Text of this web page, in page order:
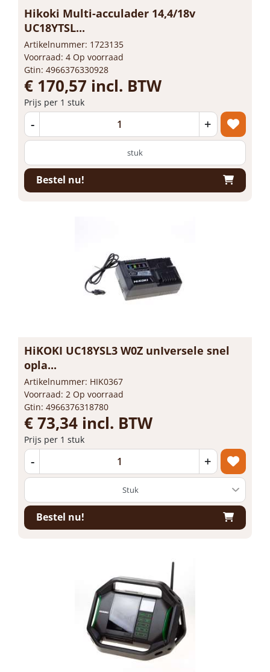
Hikoki Multi-acculader 14,4/18v
UC18YTSL...
Artikelnummer: 1723135
Voorraad: 4 Op voorraad
Gtin: 4966376330928
€ 170,57 incl. BTW
Prijs per 1 stuk
- +
stuk
Bestel nu!
HiKOKI UC18YSL3 W0Z unIversele snel
opla...
Artikelnummer: HIK0367
Voorraad: 2 Op voorraad
Gtin: 4966376318780
€ 73,34 incl. BTW
Prijs per 1 stuk
- +
Bestel nu!